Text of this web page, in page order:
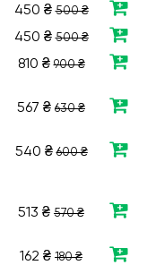
450 ₴500 ₴
450 ₴500 ₴
810 ₴900 ₴
567 ₴ 630 ₴
540 ₴600 ₴
513 ₴ 570 ₴
162 ₴ 180 ₴